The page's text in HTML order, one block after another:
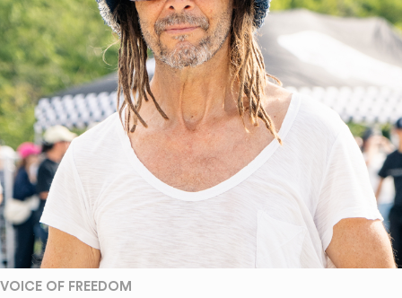
VOICE OF FREEDOM